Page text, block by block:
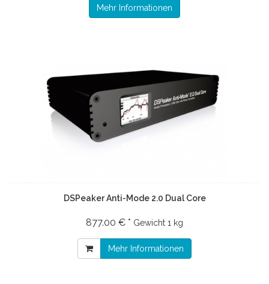
Mehr Informationen
DSPeaker Anti-Mode 2.0 Dual Core
877.00 € * Gewicht 1 kg
Mehr Informationen